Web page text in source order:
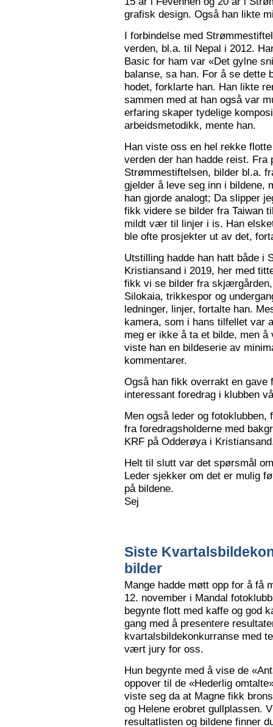
grafisk design. Også han likte
I forbindelse med
verden, bl.a. til Nepal i 2012.
Basic for ham var «Det gylne
balanse, sa han. For å se dette
hodet, forklarte han. Han likte
sammen med at han også var
erfaring skaper tydelige
arbeidsmetodikk, mente han.
Han viste oss en hel rekke
verden der han hadde reist. Fra
Strømmestiftelsen, bilder bl.a.
gjelder å leve seg inn i bildene,
han gjorde analogt; Da slipper
fikk videre se bilder fra Taiwan
mildt vær til linjer i is. Han
ble ofte prosjekter ut av det,
Utstilling hadde han hatt både i
Kristiansand i 2019, her med
fikk vi se bilder fra
Silokaia, trikkespor og
ledninger, linjer, fortalte han.
kamera, som i hans tilfellet var
meg er ikke å ta et bilde, men
viste han en bildeserie av
kommentarer.
Også han fikk overrakt en gave
interessant foredrag i klubben
Men også leder og
fra foredragsholderne med
KRF på Odderøya i
Helt til slutt var det spørsmål
Leder sjekker om det er mulig
på bildene.
Sej
Siste
bilder
Mange hadde møtt opp for å få
12. november i Mandal
begynte flott med kaffe og god
gang med å presentere
kvartalsbildekonkurranse med
vært jury for oss.
Hun begynte med å vise de
oppover til de «Hederlig
viste seg da at Magne fikk
og Helene erobret gullplassen.
resultatlisten og bildene finner